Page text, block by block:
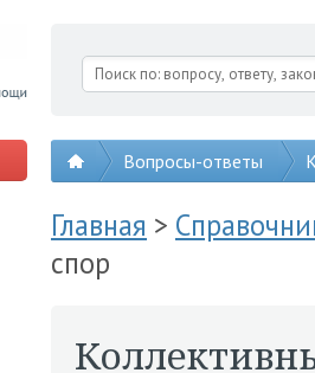
Вопросы-ответы
Главная >
спор